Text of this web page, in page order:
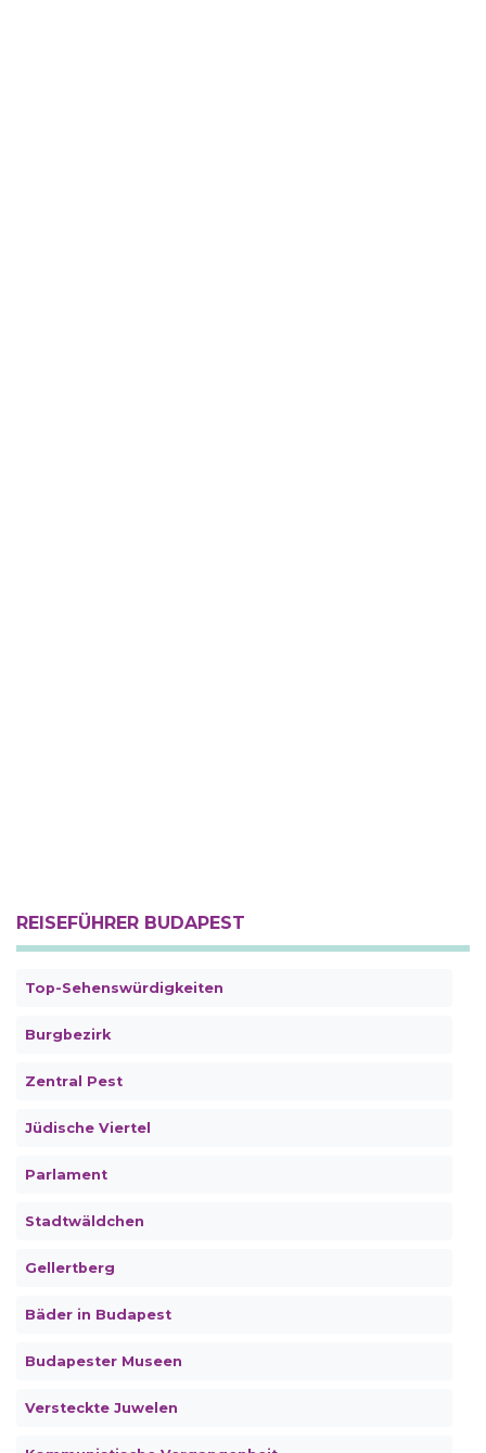
REISEFÜHRER BUDAPEST
Top-Sehenswürdigkeiten
Burgbezirk
Zentral Pest
Jüdische Viertel
Parlament
Stadtwäldchen
Gellertberg
Bäder in Budapest
Budapester Museen
Versteckte Juwelen